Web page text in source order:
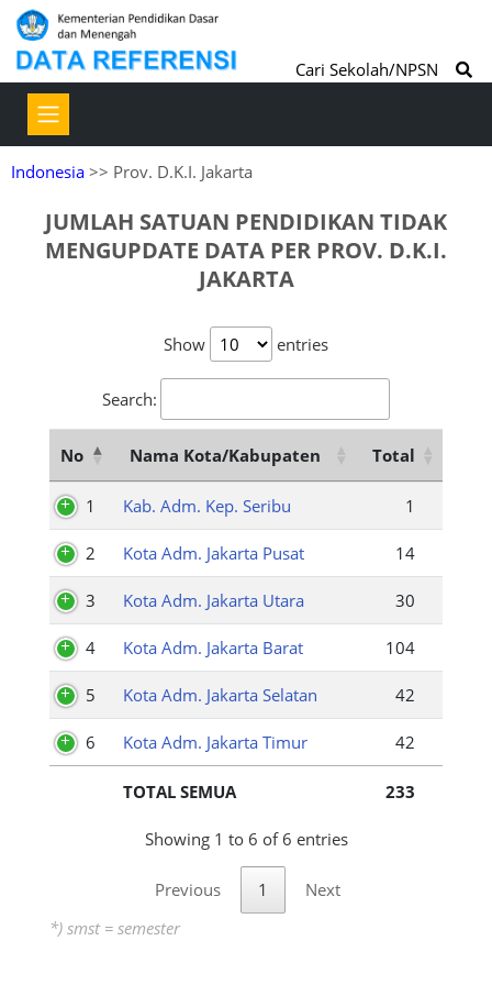
Cari Sekolah/NPSN
Indonesia >> Prov. D.K.I. Jakarta
JUMLAH SATUAN PENDIDIKAN TIDAK
MENGUPDATE DATA PER PROV. D.K.I.
JAKARTA
Show entries
Search:
No Nama Kota/Kabupaten Total
1 Kab. Adm. Kep. Seribu 1
2 Kota Adm. Jakarta Pusat 14
3 Kota Adm. Jakarta Utara 30
4 Kota Adm. Jakarta Barat 104
5 Kota Adm. Jakarta Selatan 42
6 Kota Adm. Jakarta Timur 42
TOTAL SEMUA 233
Showing 1 to 6 of 6 entries
Previous 1
Next
*) smst = semester